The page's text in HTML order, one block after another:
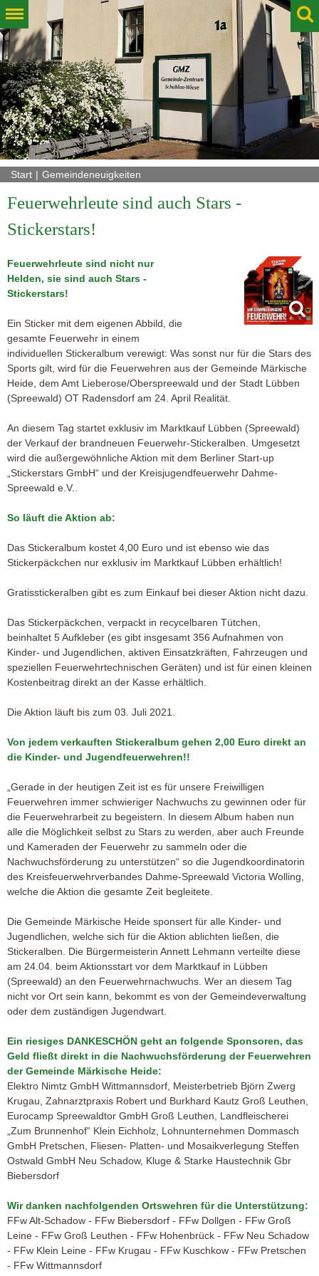
Start Gemeindeneuigkeiten
Feuerwehrleute sind auch Stars -
Stickerstars!
Feuerwehrleute sind nicht nur
Helden, sie sind auch Stars -
Stickerstars!
Ein Sticker mit dem eigenen Abbild, die
gesamte Feuerwehr in einem
individuellen Stickeralbum verewigt: Was sonst nur für die Stars des
Sports gilt, wird für die Feuerwehren aus der Gemeinde Märkische
Heide, dem Amt Lieberose/Oberspreewald und der Stadt Lübben
(Spreewald) OT Radensdorf am 24. April Realität.
An diesem Tag startet exklusiv im Marktkauf Lübben (Spreewald)
der Verkauf der brandneuen Feuerwehr-Stickeralben. Umgesetzt
wird die außergewöhnliche Aktion mit dem Berliner Start-up
„Stickerstars GmbH“ und der Kreisjugendfeuerwehr Dahme-
Spreewald e.V..
So läuft die Aktion ab:
Das Stickeralbum kostet 4,00 Euro und ist ebenso wie das
Stickerpäckchen nur exklusiv im Marktkauf Lübben erhältlich!
Gratisstickeralben gibt es zum Einkauf bei dieser Aktion nicht dazu.
Das Stickerpäckchen, verpackt in recycelbaren Tütchen,
beinhaltet 5 Aufkleber (es gibt insgesamt 356 Aufnahmen von
Kinder- und Jugendlichen, aktiven Einsatzkräften, Fahrzeugen und
speziellen Feuerwehrtechnischen Geräten) und ist für einen kleinen
Kostenbeitrag direkt an der Kasse erhältlich.
Die Aktion läuft bis zum 03. Juli 2021.
Von jedem verkauften Stickeralbum gehen 2,00 Euro direkt an
die Kinder- und Jugendfeuerwehren!!
„Gerade in der heutigen Zeit ist es für unsere Freiwilligen
Feuerwehren immer schwieriger Nachwuchs zu gewinnen oder für
die Feuerwehrarbeit zu begeistern. In diesem Album haben nun
alle die Möglichkeit selbst zu Stars zu werden, aber auch Freunde
und Kameraden der Feuerwehr zu sammeln oder die
Nachwuchsförderung zu unterstützen“ so die Jugendkoordinatorin
des Kreisfeuerwehrverbandes Dahme-Spreewald Victoria Wolling,
welche die Aktion die gesamte Zeit begleitete.
Die Gemeinde Märkische Heide sponsert für alle Kinder- und
Jugendlichen, welche sich für die Aktion ablichten ließen, die
Stickeralben. Die Bürgermeisterin Annett Lehmann verteilte diese
am 24.04. beim Aktionsstart vor dem Marktkauf in Lübben
(Spreewald) an den Feuerwehrnachwuchs. Wer an diesem Tag
nicht vor Ort sein kann, bekommt es von der Gemeindeverwaltung
oder dem zuständigen Jugendwart.
Ein riesiges DANKESCHÖN geht an folgende Sponsoren, das
Geld fließt direkt in die Nachwuchsförderung der Feuerwehren
der Gemeinde Märkische Heide:
Elektro Nimtz GmbH Wittmannsdorf, Meisterbetrieb Björn Zwerg
Krugau, Zahnarztpraxis Robert und Burkhard Kautz Groß Leuthen,
Eurocamp Spreewaldtor GmbH Groß Leuthen, Landfleischerei
„Zum Brunnenhof“ Klein Eichholz, Lohnunternehmen Dommasch
GmbH Pretschen, Fliesen- Platten- und Mosaikverlegung Steffen
Ostwald GmbH Neu Schadow, Kluge & Starke Haustechnik Gbr
Biebersdorf
Wir danken nachfolgenden Ortswehren für die Unterstützung:
FFw Alt-Schadow - FFw Biebersdorf - FFw Dollgen - FFw Groß
Leine - FFw Groß Leuthen - FFw Hohenbrück - FFw Neu Schadow
- FFw Klein Leine - FFw Krugau - FFw Kuschkow - FFw Pretschen
- FFw Wittmannsdorf